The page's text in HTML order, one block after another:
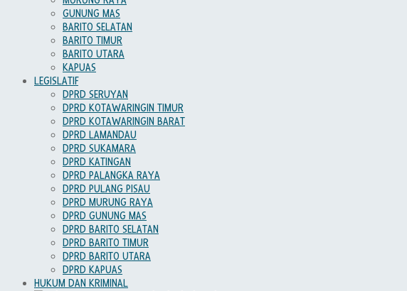
GUNUNG MAS
BARITO SELATAN
BARITO TIMUR
BARITO UTARA
KAPUAS
LEGISLATIF
DPRD SERUYAN
DPRD KOTAWARINGIN TIMUR
DPRD KOTAWARINGIN BARAT
DPRD LAMANDAU
DPRD SUKAMARA
DPRD KATINGAN
DPRD PALANGKA RAYA
DPRD PULANG PISAU
DPRD MURUNG RAYA
DPRD GUNUNG MAS
DPRD BARITO SELATAN
DPRD BARITO TIMUR
DPRD BARITO UTARA
DPRD KAPUAS
HUKUM DAN KRIMINAL